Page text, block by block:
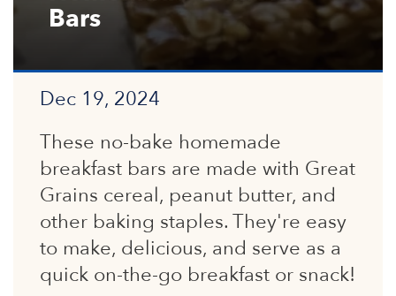
Bars
Dec 19, 2024
These no-bake homemade
breakfast bars are made with Great
Grains cereal, peanut butter, and
other baking staples. They're easy
to make, delicious, and serve as a
quick on-the-go breakfast or snack!